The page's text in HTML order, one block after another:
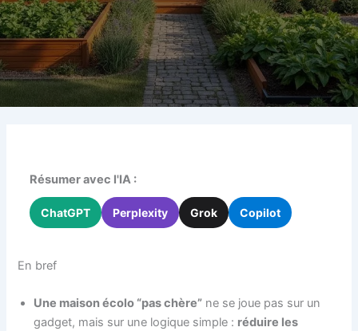
Résumer avec l'IA :
ChatGPT Perplexity Grok Copilot
En bref
Une maison écolo “pas chère” ne se joue pas sur un
gadget, mais sur une logique simple : réduire les